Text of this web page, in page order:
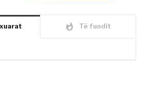
whatshot Të fundit